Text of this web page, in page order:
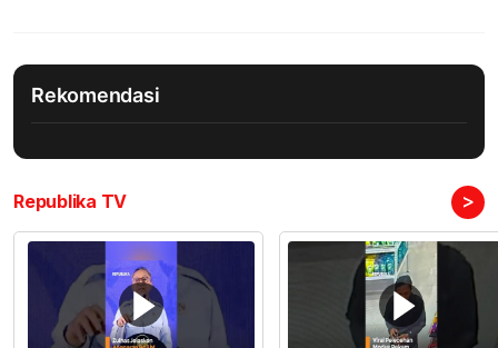
Rekomendasi
Republika TV >